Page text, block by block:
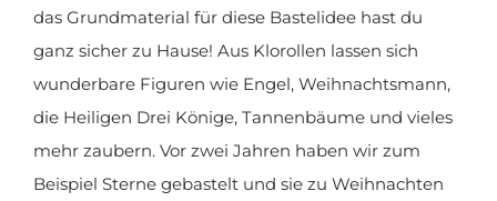
das Grundmaterial für diese Bastelidee hast du
ganz sicher zu Hause! Aus Klorollen lassen sich
wunderbare Figuren wie Engel, Weihnachtsmann,
die Heiligen Drei Könige, Tannenbäume und vieles
mehr zaubern. Vor zwei Jahren haben wir zum
Beispiel Sterne gebastelt und sie zu Weihnachten